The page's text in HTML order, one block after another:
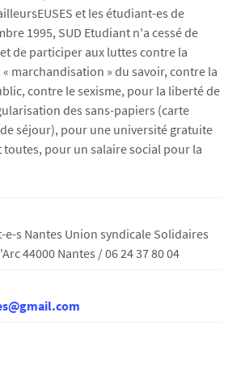
et les étudiant-es de
1995, SUD Etudiant n'a cessé de
de participer aux luttes contre la
marchandisation » du savoir, contre la
contre le sexisme, pour la liberté de
des sans-papiers (carte
séjour), pour une université gratuite
toutes, pour un salaire social pour la
s Nantes Union syndicale Solidaires
44000 Nantes / 06 24 37 80 04